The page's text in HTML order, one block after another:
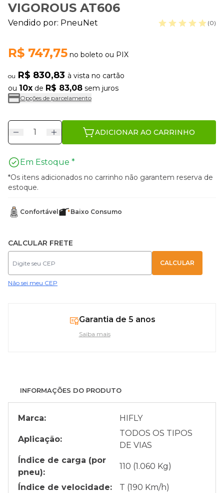
VIGOROUS AT606
Vendido por: PneuNet (0)
R$ 747,75 no boleto ou PIX
ou R$ 830,83 à vista no cartão
ou 10x de R$ 83,08 sem juros
Opções de parcelamento
ADICIONAR AO CARRINHO
Em Estoque *
*Os itens adicionados no carrinho não garantem reserva de
estoque.
Confortável Baixo Consumo
CALCULAR FRETE
Não sei meu CEP
Garantia de 5 anos
Saiba mais
INFORMAÇÕES DO PRODUTO
Marca: HIFLY
Aplicação:
TODOS OS TIPOS
DE VIAS
Índice de carga (por
pneu):
110 (1.060 Kg)
Índice de velocidade:
T (190 Km/h)